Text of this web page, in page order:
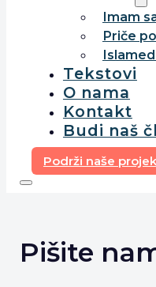
Imam
Priče
Tekstovi
O nama
Kontakt
Budi naš
Podrži naše
Pišite